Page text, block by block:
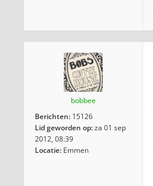
bobbee
Berichten: 15126
Lid geworden op:za 01 sep
2012, 08:39
Locatie: Emmen